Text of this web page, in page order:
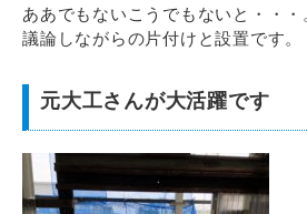
ああでもないこうでもないと・・・
議論しながらの片付けと設置です。
元大工さんが大活躍です